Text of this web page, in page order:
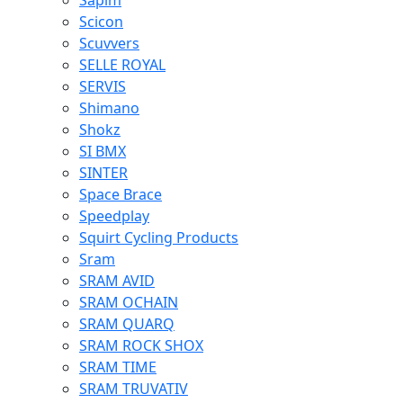
Scicon
Scuvvers
SELLE ROYAL
SERVIS
Shimano
Shokz
SI BMX
SINTER
Space Brace
Speedplay
Squirt Cycling Products
Sram
SRAM AVID
SRAM OCHAIN
SRAM QUARQ
SRAM ROCK SHOX
SRAM TIME
SRAM TRUVATIV